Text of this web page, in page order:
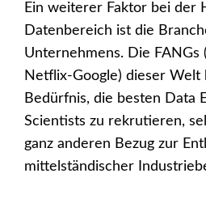
Ein weiterer Faktor bei der
Datenbereich ist die
Unternehmens. Die FANGs
Netflix-Google) dieser Welt
Bedürfnis, die besten Data
Scientists zu rekrutieren,
ganz anderen Bezug zur
mittelständischer